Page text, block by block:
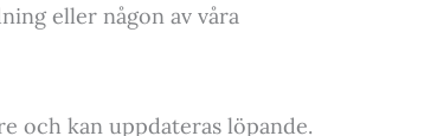
eller någon av våra
och kan uppdateras löpande.